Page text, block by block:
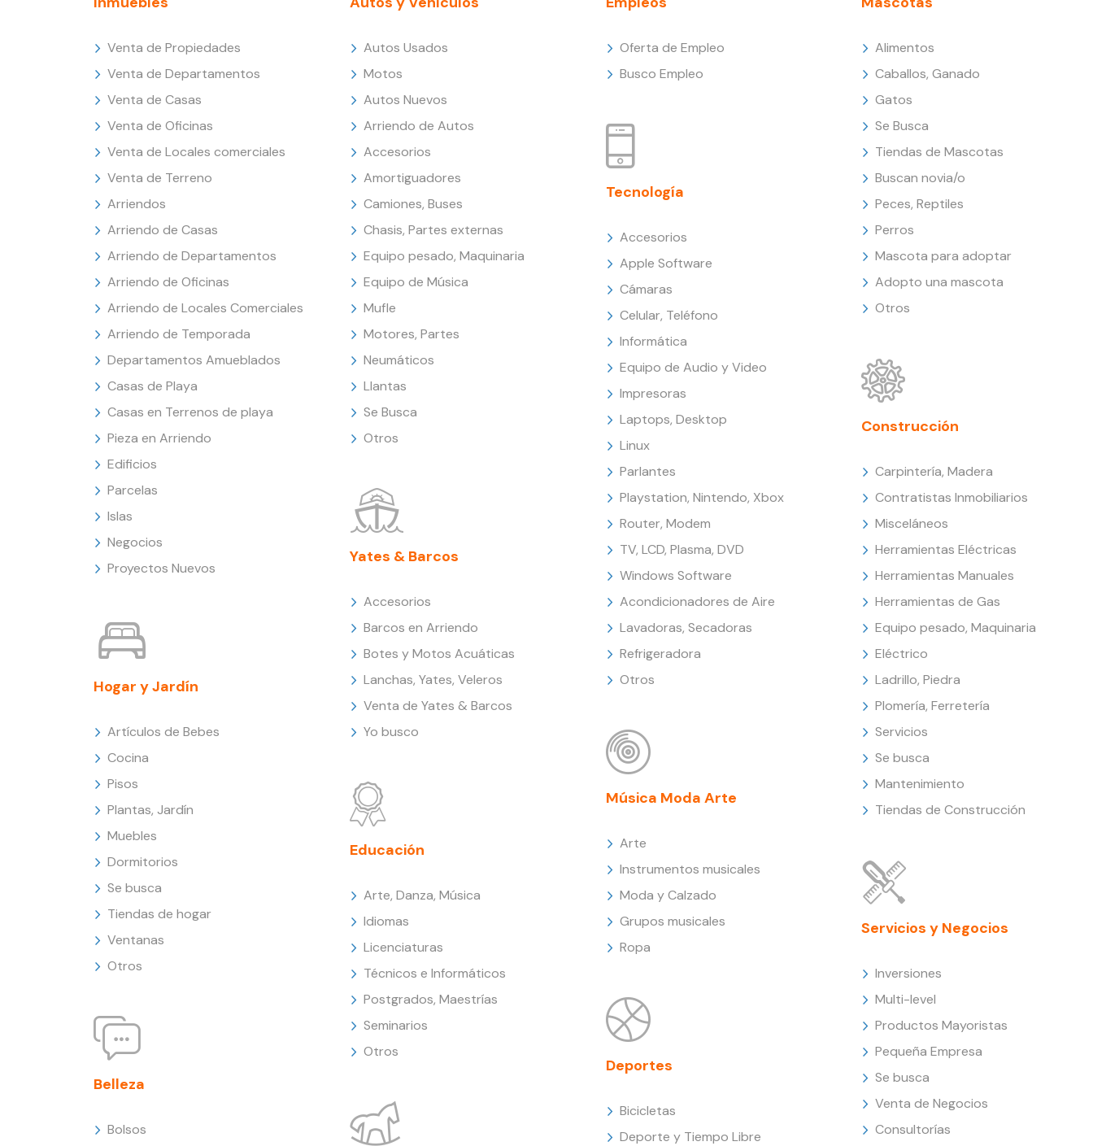
Venta de Propiedades
Venta de Departamentos
Venta de Casas
Venta de Oficinas
Venta de Locales comerciales
Venta de Terreno
Arriendos
Arriendo de Casas
Arriendo de Departamentos
Arriendo de Oficinas
Arriendo de Locales Comerciales
Arriendo de Temporada
Departamentos Amueblados
Casas de Playa
Casas en Terrenos de playa
Pieza en Arriendo
Edificios
Parcelas
Islas
Negocios
Proyectos Nuevos
Hogar y Jardín
Artículos de Bebes
Cocina
Pisos
Plantas, Jardín
Muebles
Dormitorios
Se busca
Tiendas de hogar
Ventanas
Otros
Belleza
Bolsos
Autos Usados
Motos
Autos Nuevos
Arriendo de Autos
Accesorios
Amortiguadores
Camiones, Buses
Chasis, Partes externas
Equipo pesado, Maquinaria
Equipo de Música
Mufle
Motores, Partes
Neumáticos
Llantas
Se Busca
Otros
Yates & Barcos
Accesorios
Barcos en Arriendo
Botes y Motos Acuáticas
Lanchas, Yates, Veleros
Venta de Yates & Barcos
Yo busco
Educación
Arte, Danza, Música
Idiomas
Licenciaturas
Técnicos e Informáticos
Postgrados, Maestrías
Seminarios
Otros
Oferta de Empleo
Busco Empleo
Tecnología
Accesorios
Apple Software
Cámaras
Celular, Teléfono
Informática
Equipo de Audio y Video
Impresoras
Laptops, Desktop
Linux
Parlantes
Playstation, Nintendo, Xbox
Router, Modem
TV, LCD, Plasma, DVD
Windows Software
Acondicionadores de Aire
Lavadoras, Secadoras
Refrigeradora
Otros
Música Moda Arte
Arte
Instrumentos musicales
Moda y Calzado
Grupos musicales
Ropa
Deportes
Bicicletas
Deporte y Tiempo Libre
Alimentos
Caballos, Ganado
Gatos
Se Busca
Tiendas de Mascotas
Buscan novia/o
Peces, Reptiles
Perros
Mascota para adoptar
Adopto una mascota
Otros
Construcción
Carpintería, Madera
Contratistas Inmobiliarios
Misceláneos
Herramientas Eléctricas
Herramientas Manuales
Herramientas de Gas
Equipo pesado, Maquinaria
Eléctrico
Ladrillo, Piedra
Plomería, Ferretería
Servicios
Se busca
Mantenimiento
Tiendas de Construcción
Servicios y Negocios
Inversiones
Multi-level
Productos Mayoristas
Pequeña Empresa
Se busca
Venta de Negocios
Consultorías